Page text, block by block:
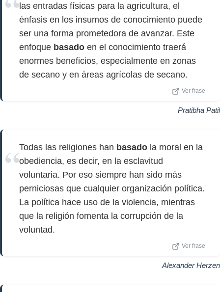
las entradas físicas para la agricultura, el
énfasis en los insumos de conocimiento puede
ser una forma prometedora de avanzar. Este
enfoque basado en el conocimiento traerá
enormes beneficios, especialmente en zonas
de secano y en áreas agrícolas de secano.
Ver frase
Pratibha Patil
Todas las religiones han basado la moral en la
obediencia, es decir, en la esclavitud
voluntaria. Por eso siempre han sido más
perniciosas que cualquier organización política.
La política hace uso de la violencia, mientras
que la religión fomenta la corrupción de la
voluntad.
Ver frase
Alexander Herzen